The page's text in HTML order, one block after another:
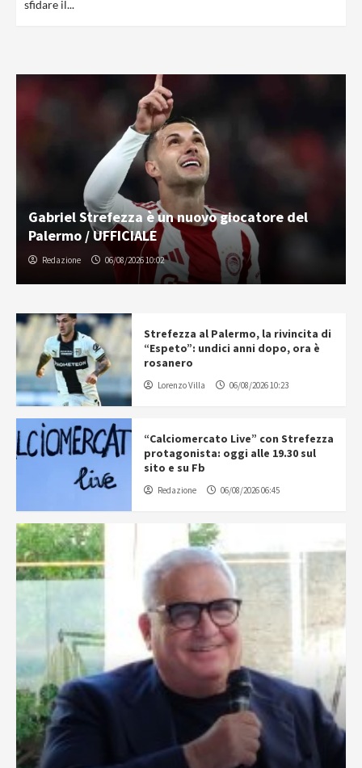
sfidare il...
Gabriel Strefezza è un nuovo giocatore del
Palermo / UFFICIALE
Redazione 06/08/2026 10:02
Strefezza al Palermo, la rivincita di
“Espeto”: undici anni dopo, ora è
rosanero
Lorenzo Villa 06/08/2026 10:23
“Calciomercato Live” con Strefezza
protagonista: oggi alle 19.30 sul
sito e su Fb
Redazione 06/08/2026 06:45